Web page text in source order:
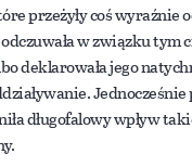
przeżyły coś wyraźnie
w związku tym
deklarowała jego
długofalowy wpływ